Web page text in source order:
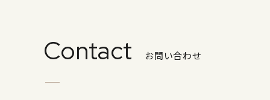
Contact お問い合わせ